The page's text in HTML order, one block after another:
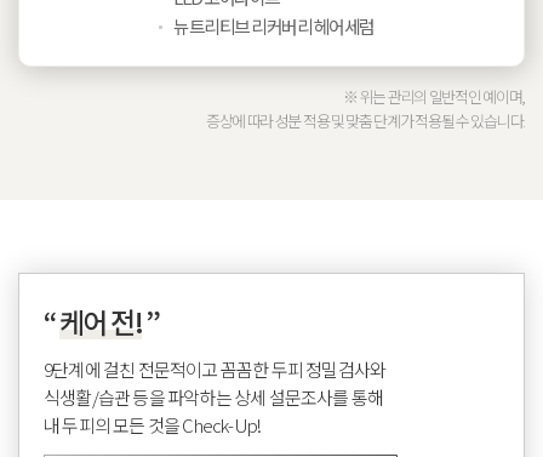
뉴트리티브 리커버리 헤어세럼
※ 위는 관리의 일반적인 예이며,
증상에 따라 성분 적용 및 맞춤 단계가 적용될 수 있습니다.
“케어 전!”
9단계에 걸친 전문적이고 꼼꼼한 두피 정밀검사와
식생활/습관 등을 파악하는 상세 설문조사를 통해
내 두피의 모든 것을 Check-Up!